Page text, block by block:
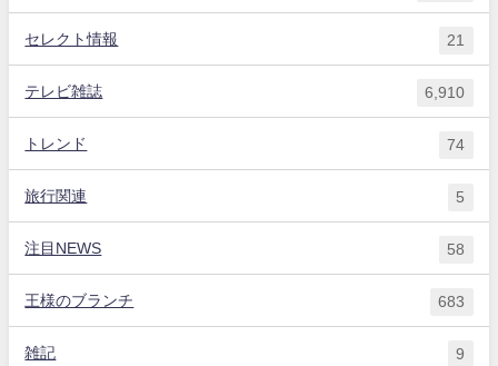
セレクト情報 21
テレビ雑誌 6,910
トレンド 74
旅行関連 5
注目NEWS 58
王様のブランチ 683
雑記 9